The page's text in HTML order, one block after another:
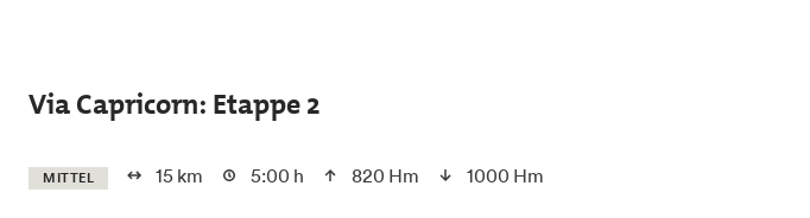
Via Capricorn: Etappe 2
MITTEL 15 km 5:00 h 820 Hm 1000 Hm